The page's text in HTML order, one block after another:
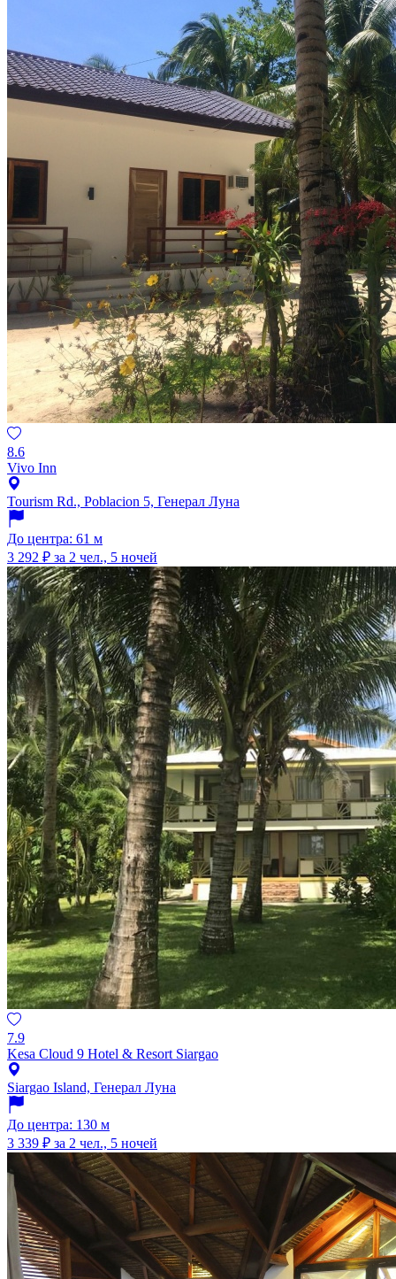
8.6
Vivo Inn
Tourism Rd., Poblacion 5, Генерал Луна
До центра: 61 м
3 292 ₽ за 2 чел., 5 ночей
7.9
Kesa Cloud 9 Hotel & Resort Siargao
Siargao Island, Генерал Луна
До центра: 130 м
3 339 ₽ за 2 чел., 5 ночей